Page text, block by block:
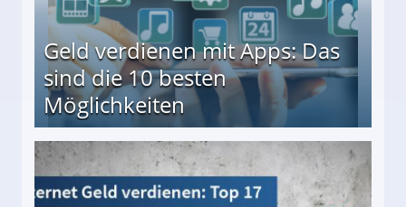
Geld verdienen mit Apps: Das
sind die 10 besten
Möglichkeiten
besten Möglichkeiten